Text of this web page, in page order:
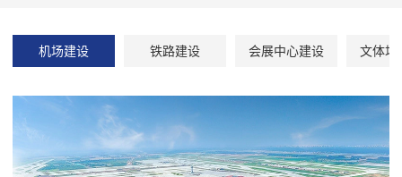
机场建设 铁路建设 会展中心建设 文体场